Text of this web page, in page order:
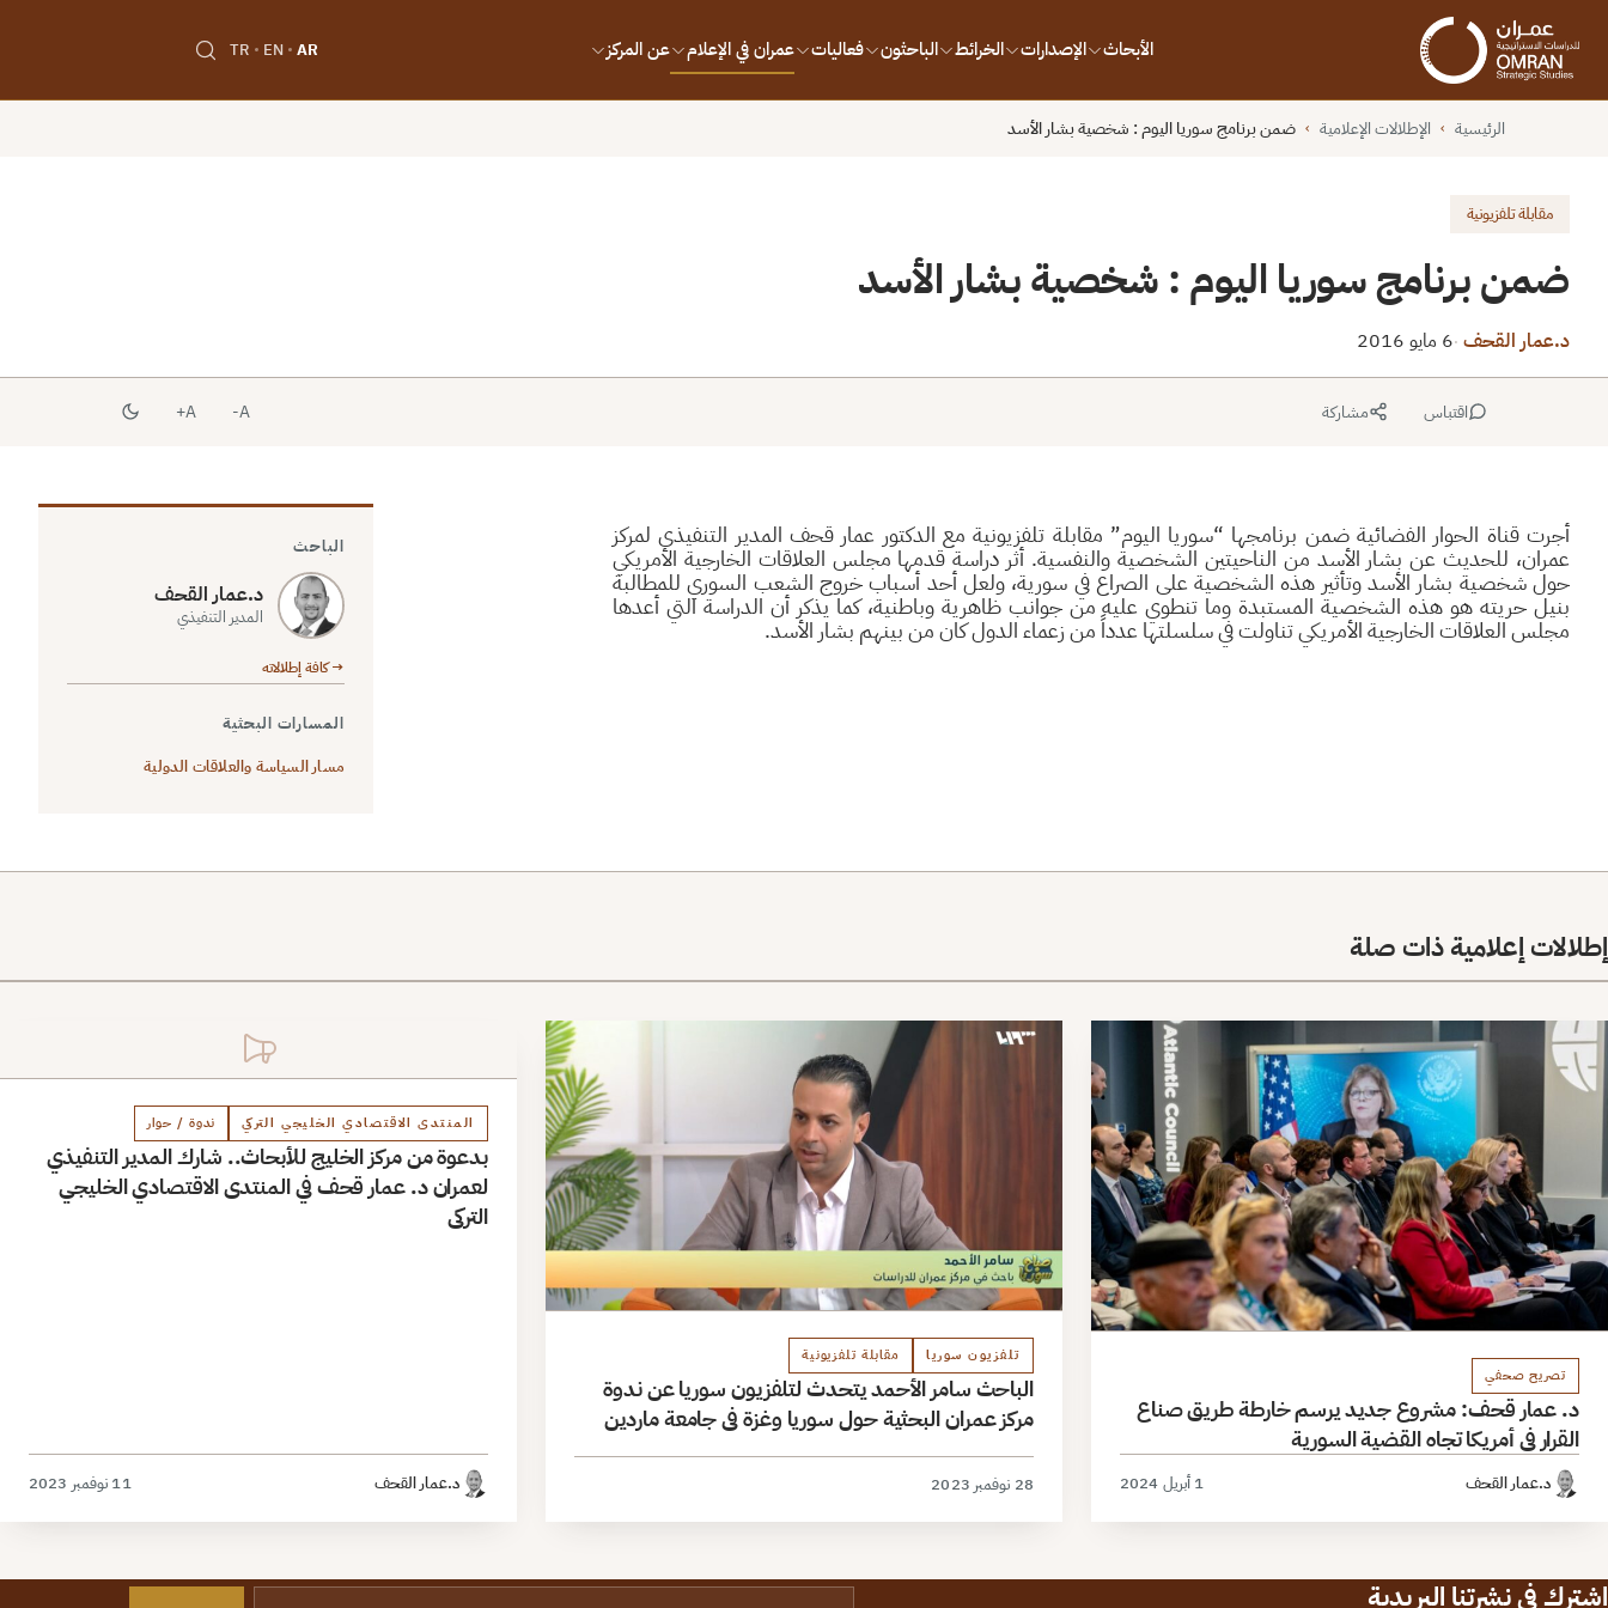
الأبحاث الإصدارات الخرائط الباحثون فعاليات عمران في الإعلام عن المركز AR
EN
TR
الرئيسية › الإطلالات الإعلامية › ضمن برنامج سوريا اليوم : شخصية بشار الأسد
مقابلة تلفزيونية
ضمن برنامج سوريا اليوم : شخصية بشار الأسد
د.عمار القحف ·6 مايو 2016
اقتباس مشاركة A-
A+
أجرت قناة الحوار الفضائية ضمن برنامجها “سوريا اليوم” مقابلة تلفزيونية مع الدكتور عمار قحف المدير التنفيذي لمركز
عمران، للحديث عن بشار الأسد من الناحيتين الشخصية والنفسية. أثر دراسة قدمها مجلس العلاقات الخارجية الأمريكي
حول شخصية بشار الأسد وتأثير هذه الشخصية على الصراع في سورية، ولعل أحد أسباب خروج الشعب السوري للمطالبة
بنيل حريته هو هذه الشخصية المستبدة وما تنطوي عليه من جوانب ظاهرية وباطنية، كما يذكر أن الدراسة التي أعدها
مجلس العلاقات الخارجية الأمريكي تناولت في سلسلتها عدداً من زعماء الدول كان من بينهم بشار الأسد.
الباحث
د.عمار القحف
المدير التنفيذي
→ كافة إطلالاته
المسارات البحثية
مسار السياسة والعلاقات الدولية
إطلالات إعلامية ذات صلة
تصريح صحفي
د. عمار قحف: مشروع جديد يرسم خارطة طريق صناع
القرار في أمريكا تجاه القضية السورية
د.عمار القحف 1 أبريل 2024
تلفزيون سوريا مقابلة تلفزيونية
الباحث سامر الأحمد يتحدث لتلفزيون سوريا عن ندوة
مركز عمران البحثية حول سوريا وغزة في جامعة ماردين
28 نوفمبر 2023
المنتدى الاقتصادي الخليجي التركي ندوة / حوار
بدعوة من مركز الخليج للأبحاث.. شارك المدير التنفيذي
لعمران د. عمار قحف في المنتدى الاقتصادي الخليجي
التركي
د.عمار القحف 11 نوفمبر 2023
اشترك في نشرتنا البريدية